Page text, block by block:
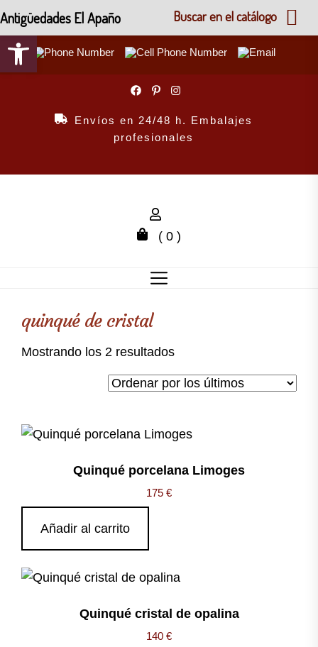
Abrir barra de herramientas
Envíos en 24/48 h. Embalajes
profesionales
( 0 )
quinqué de cristal
Mostrando los 2 resultadosOrdenado
los
Quinqué porcelana Limoges
175 €
Añadir al carrito
Quinqué cristal de opalina
140 €
Antigüedades El Apaño Buscar en el catálogo